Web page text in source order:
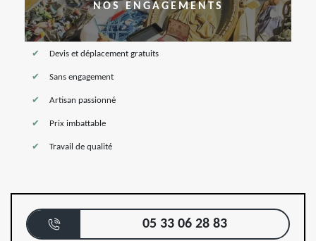
NOS ENGAGEMENTS
Devis et déplacement gratuits
Sans engagement
Artisan passionné
Prix imbattable
Travail de qualité
05 33 06 28 83